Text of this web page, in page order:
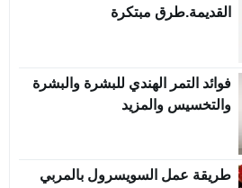
القديمة.طرق مبتكرة
فوائد التمر الهندي للبشرة والبشرة
والتخسيس والمزيد
طريقة عمل السويسرول بالمربي